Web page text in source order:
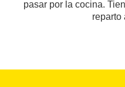
pasar por la cocina.
reparto